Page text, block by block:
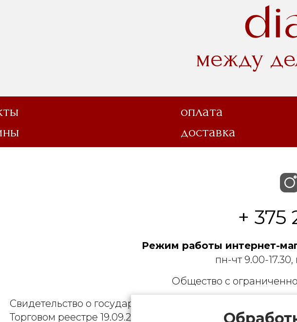
между
оплата
доставка
+ 375
Режим работы интернет-
пн-чт 9.00-
Общество с
Свидетельство о государственной регистрации выдано
Торговом реестре 19.09.2025, № 758300. Юридический